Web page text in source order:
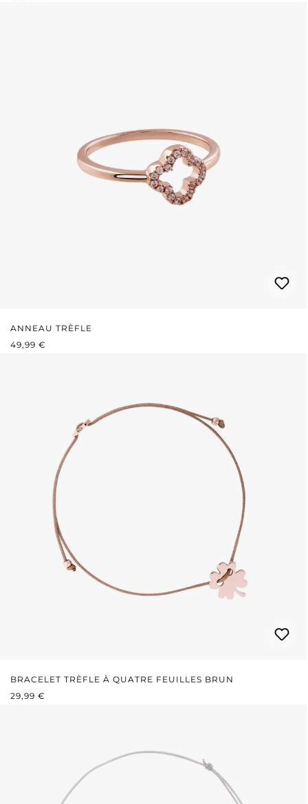
ANNEAU TRÈFLE
PRIX RÉGULIER :
49,99 €
BRACELET TRÈFLE À QUATRE FEUILLES BRUN
PRIX RÉGULIER :
29,99 €